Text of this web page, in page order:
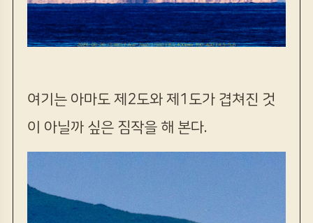
여기는 아마도 제2도와 제1도가 겹쳐진 것
이 아닐까 싶은 짐작을 해 본다.